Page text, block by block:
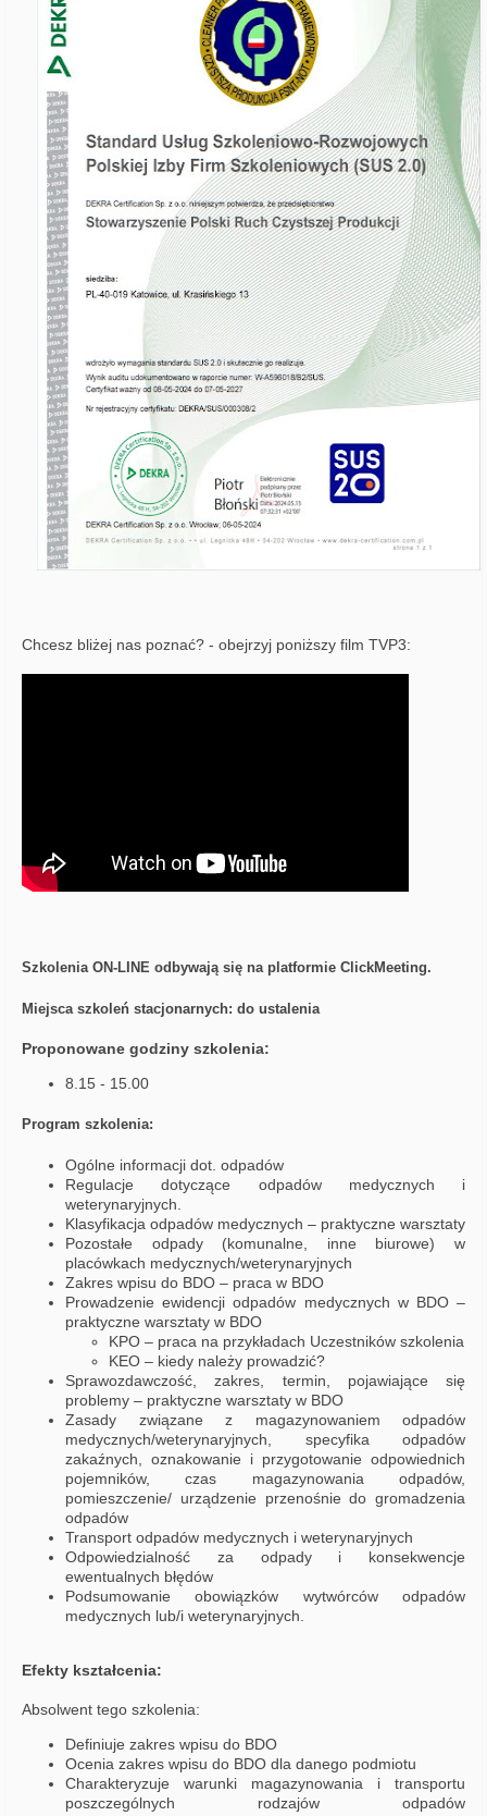
Chcesz bliżej nas poznać? - obejrzyj poniższy film TVP3:
Szkolenia ON-LINE odbywają się na platformie ClickMeeting.
Miejsca szkoleń stacjonarnych: do ustalenia
Proponowane godziny szkolenia:
8.15 - 15.00
Program szkolenia:
Ogólne informacji dot. odpadów
Regulacje dotyczące odpadów medycznych i
weterynaryjnych.
Klasyfikacja odpadów medycznych – praktyczne warsztaty
Pozostałe odpady (komunalne, inne biurowe) w
placówkach medycznych/weterynaryjnych
Zakres wpisu do BDO – praca w BDO
Prowadzenie ewidencji odpadów medycznych w BDO –
praktyczne warsztaty w BDO
KPO – praca na przykładach Uczestników szkolenia
KEO – kiedy należy prowadzić?
Sprawozdawczość, zakres, termin, pojawiające się
problemy – praktyczne warsztaty w BDO
Zasady związane z magazynowaniem odpadów
medycznych/weterynaryjnych, specyfika odpadów
zakaźnych, oznakowanie i przygotowanie odpowiednich
pojemników, czas magazynowania odpadów,
pomieszczenie/ urządzenie przenośnie do gromadzenia
odpadów
Transport odpadów medycznych i weterynaryjnych
Odpowiedzialność za odpady i konsekwencje
ewentualnych błędów
Podsumowanie obowiązków wytwórców odpadów
medycznych lub/i weterynaryjnych.
Efekty kształcenia:
Absolwent tego szkolenia:
Definiuje zakres wpisu do BDO
Ocenia zakres wpisu do BDO dla danego podmiotu
Charakteryzuje warunki magazynowania i transportu
poszczególnych rodzajów odpadów